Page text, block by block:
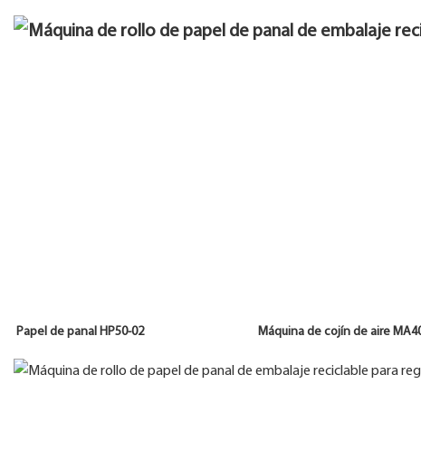
Papel de panal HP50-02 Máquina de cojín de aire